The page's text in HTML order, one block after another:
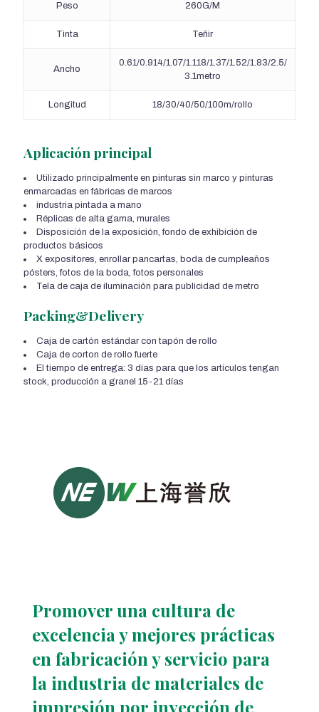
Peso 260G/M
Tinta Teñir
Ancho
0.61/0.914/1.07/1.118/1.37/1.52/1.83/2.5/
3.1metro
Longitud 18/30/40/50/100m/rollo
Aplicación principal
Utilizado principalmente en pinturas sin marco y pinturas
enmarcadas en fábricas de marcos
industria pintada a mano
Réplicas de alta gama, murales
Disposición de la exposición, fondo de exhibición de
productos básicos
X expositores, enrollar pancartas, boda de cumpleaños
pósters, fotos de la boda, fotos personales
Tela de caja de iluminación para publicidad de metro
Packing&Delivery
Caja de cartón estándar con tapón de rollo
Caja de corton de rollo fuerte
El tiempo de entrega: 3 días para que los artículos tengan
stock, producción a granel 15-21 días
Promover una cultura de
excelencia y mejores prácticas
en fabricación y servicio para
la industria de materiales de
impresión por inyección de